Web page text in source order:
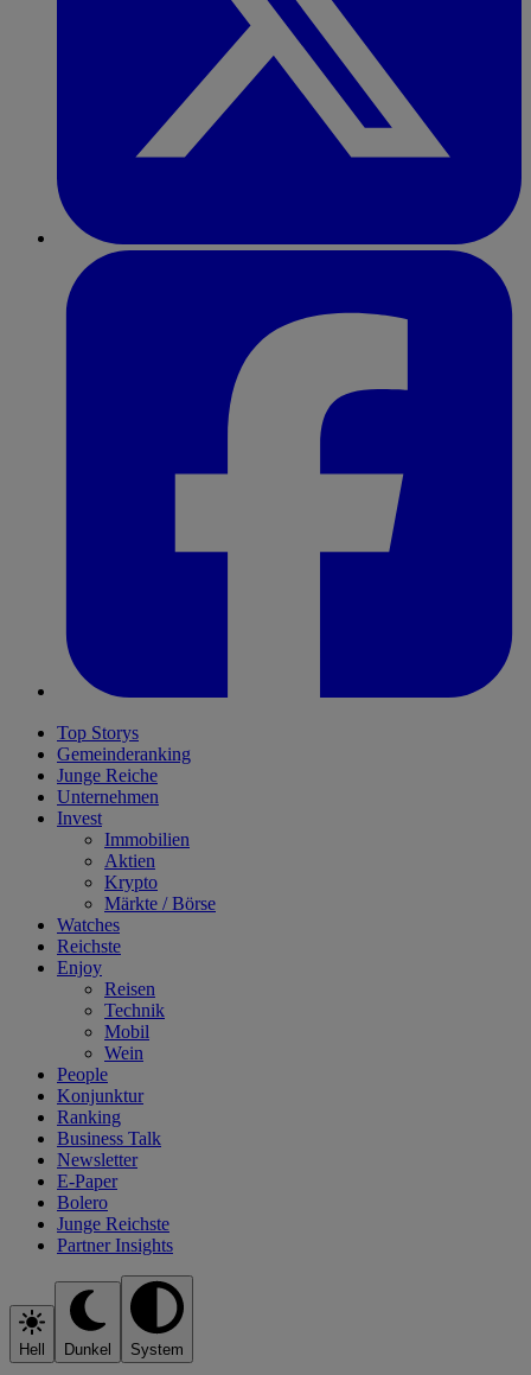
Top Storys
Gemeinderanking
Junge Reiche
Unternehmen
Invest
Immobilien
Aktien
Krypto
Märkte / Börse
Watches
Reichste
Enjoy
Reisen
Technik
Mobil
Wein
People
Konjunktur
Ranking
Business Talk
Newsletter
E-Paper
Bolero
Junge Reichste
Partner Insights
Hell Dunkel System